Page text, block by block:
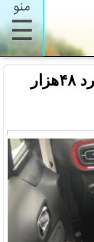
منو
☰
فروش سیتروئن C3 (مونتاژ) کارکرد ۴۸هزار